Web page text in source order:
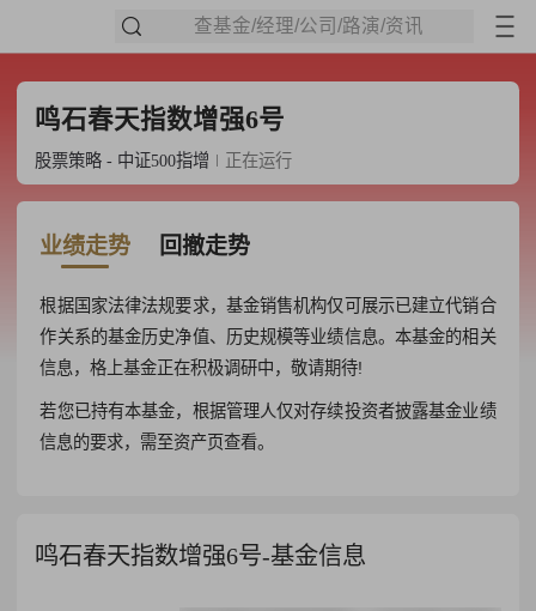
查基金/经理/公司/路演/资讯
鸣石春天指数增强6号
股票策略 - 中证500指增 正在运行
业绩走势 回撤走势
根据国家法律法规要求，基金销售机构仅可展示已建立代销合
作关系的基金历史净值、历史规模等业绩信息。本基金的相关
信息，格上基金正在积极调研中，敬请期待!
若您已持有本基金，根据管理人仅对存续投资者披露基金业绩
信息的要求，需至资产页查看。
鸣石春天指数增强6号-基金信息